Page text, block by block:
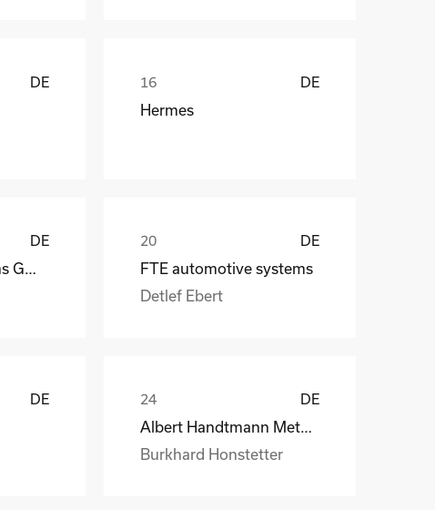
DE DE
Hermes
DE DE
FTE automotive systems
Detlef Ebert
DE DE
Albert Handtmann Metallgusswerk
Burkhard Honstetter